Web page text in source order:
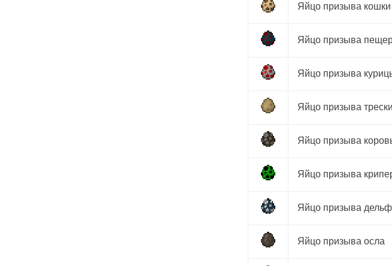
Яйцо призыва кошки
Яйцо призыва
Яйцо призыва
Яйцо призыва трески
Яйцо призыва
Яйцо призыва
Яйцо призыва
Яйцо призыва осла